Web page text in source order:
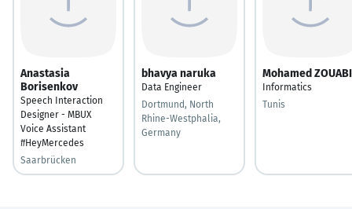
Anastasia
Borisenkov
Speech Interaction
Designer - MBUX
Voice Assistant
#HeyMercedes
Saarbrücken
bhavya naruka
Data Engineer
Dortmund, North
Rhine-Westphalia,
Germany
Mohamed ZOUABI
Informatics
Tunis